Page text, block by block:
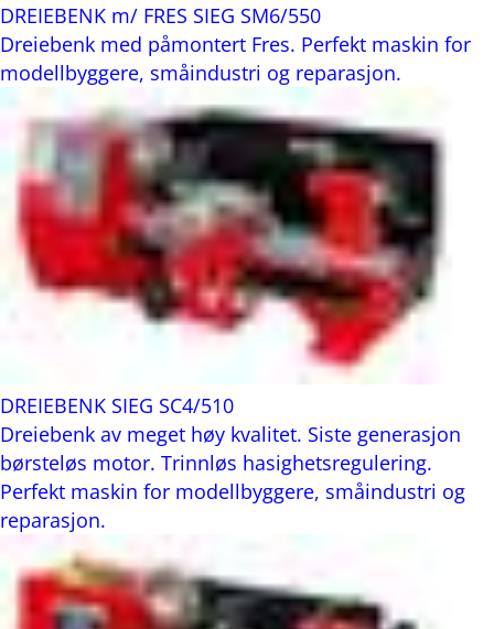
DREIEBENK m/ FRES SIEG SM6/550
Dreiebenk med påmontert Fres. Perfekt maskin for
modellbyggere, småindustri og reparasjon.
DREIEBENK SIEG SC4/510
Dreiebenk av meget høy kvalitet. Siste generasjon
børsteløs motor. Trinnløs hasighetsregulering.
Perfekt maskin for modellbyggere, småindustri og
reparasjon.